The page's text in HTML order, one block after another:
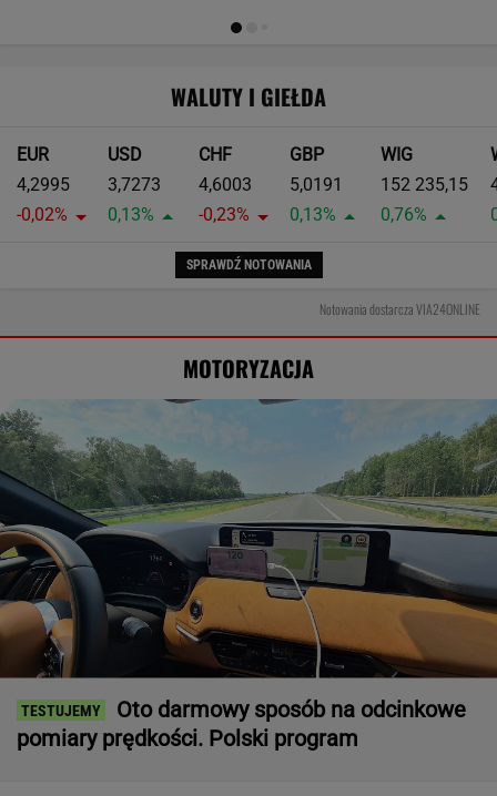
WALUTY I GIEŁDA
EUR
4,2995
-0,02%
USD
3,7273
0,13%
CHF
4,6003
-0,23%
GBP
5,0191
0,13%
WIG
152 235,15
0,76%
SPRAWDŹ NOTOWANIA
Notowania dostarcza VIA24ONLINE
MOTORYZACJA
Oto darmowy sposób na odcinkowe
pomiary prędkości. Polski program